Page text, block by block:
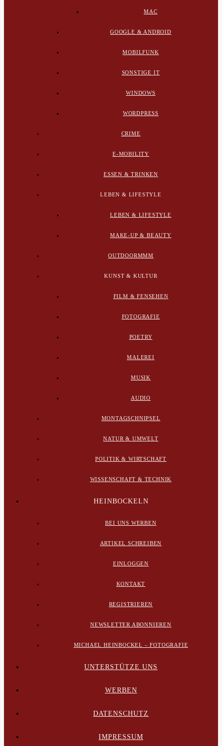
MAC
GOOGLE & ANDROID
MOBILFUNK
SONSTIGE IT
WINDOWS
WORDPRESS
CRIME
E-MOBILITY
ESSEN & TRINKEN
LEBEN & LIFESTYLE
LEBEN & LIFESTYLE
MAKE-UP & BEAUTY
OUTDOORMMM
KUNST & KULTUR
FILM & FENSEHEN
FOTOGRAFIE
POETRY
MALEREI
MUSIK
AUDIO
MONTAGSCHNIPSEL
NATUR & UMWELT
POLITIK & WIRTSCHAFT
WISSENSCHAFT & TECHNIK
HEINBOCKELN
BEI UNS WERBEN
ARTIKEL SCHREIBEN
EINLOGGEN
KONTAKT
REGISTRIEREN
NEWSLETTER ABONNIEREN
MICHAEL HEINBOCKEL – FOTOGRAFIE
UNTERSTÜTZE UNS
WERBEN
DATENSCHUTZ
IMPRESSUM